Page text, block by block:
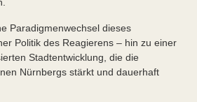
Paradigmenwechsel dieses
Politik des Reagierens – hin zu einer
Stadtentwicklung, die die
Nürnbergs stärkt und dauerhaft